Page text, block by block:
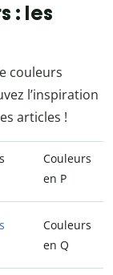
: les
couleurs
l’inspiration
articles !
Couleurs
en P
Couleurs
en Q